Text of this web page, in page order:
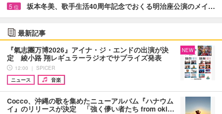
5 位 坂本冬美、歌手生活40周年記念でおくる明治座公演のメイ…
最新記事
『氣志團万博2026』アイナ・ジ・エンドの出演が決
定 綾小路 翔レギュラーラジオでサプライズ発表
12:00 ｜ SPICER
ニュース
音楽
NEW
Cocco、沖縄の歌を集めたニューアルバム『ハナウム
イ』のリリースが決定 「強く儚い者たち from oki…